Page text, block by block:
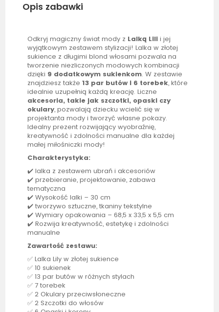
Opis zabawki
Odkryj magiczny świat mody z Lalką Lili i jej
wyjątkowym zestawem stylizacji!Lalka w złotej
sukience z długimi blond włosami pozwala na
tworzenie niezliczonych modowych kombinacji
dzięki 9 dodatkowym sukienkom. W zestawie
znajdziesz także13 par butów i 6 torebek, które
idealnie uzupełnią każdą kreację. Liczne
akcesoria, takie jak szczotki, opaski czy
okulary, pozwalają dziecku wcielić się w
projektanta mody i tworzyć własne pokazy.
Idealny prezent rozwijający wyobraźnię,
kreatywność i zdolności manualne dla każdej
małej miłośniczki mody!
Charakterystyka:
✔️lalka z zestawem ubrań i akcesoriów
✔️ przebieranie, projektowanie, zabawa
tematyczna
✔️ Wysokośćlalki – 30 cm
✔️ tworzywo sztuczne, tkaniny tekstylne
✔️ Wymiary opakowania – 68,5 x 33,5 x 5,5 cm
✔️ Rozwija kreatywność, estetykę i zdolności
manualne
Zawartość zestawu:
✅Lalka Lily w złotej sukience
✅ 10 sukienek
✅ 13 par butów w różnych stylach
✅ 7 torebek
✅ 2 Okulary przeciwsłoneczne
✅ 2 Szczotki do włosów